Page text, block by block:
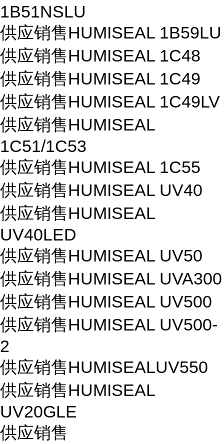
1B51NSLU
供应销售HUMISEAL 1B59LU
供应销售HUMISEAL 1C48
供应销售HUMISEAL 1C49
供应销售HUMISEAL 1C49LV
供应销售HUMISEAL
1C51/1C53
供应销售HUMISEAL 1C55
供应销售HUMISEAL UV40
供应销售HUMISEAL
UV40LED
供应销售HUMISEAL UV50
供应销售HUMISEAL UVA300
供应销售HUMISEAL UV500
供应销售HUMISEAL UV500-
2
供应销售HUMISEALUV550
供应销售HUMISEAL
UV20GLE
供应销售